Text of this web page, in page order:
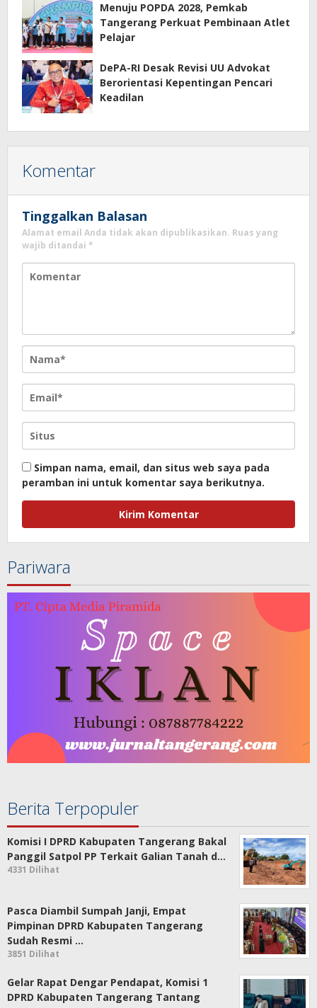
Menuju POPDA 2028, Pemkab
Tangerang Perkuat Pembinaan Atlet
Pelajar
DePA-RI Desak Revisi UU Advokat
Berorientasi Kepentingan Pencari
Keadilan
Komentar
Tinggalkan Balasan
Alamat email Anda tidak akan dipublikasikan. Ruas yang
wajib ditandai *
Simpan nama, email, dan situs web saya pada
peramban ini untuk komentar saya berikutnya.
Pariwara
Berita Terpopuler
Komisi I DPRD Kabupaten Tangerang Bakal
Panggil Satpol PP Terkait Galian Tanah d…
4331 Dilihat
Pasca Diambil Sumpah Janji, Empat
Pimpinan DPRD Kabupaten Tangerang
Sudah Resmi …
3851 Dilihat
Gelar Rapat Dengar Pendapat, Komisi 1
DPRD Kabupaten Tangerang Tantang